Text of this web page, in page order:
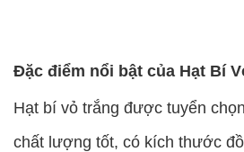
Đặc điểm nổi bật của Hạt Bí
Hạt bí vỏ trắng được tuyển
chất lượng tốt, có kích thước